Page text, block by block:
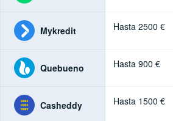
Mykredit Hasta 2500 €
Quebueno Hasta 900 €
Casheddy Hasta 1500 €